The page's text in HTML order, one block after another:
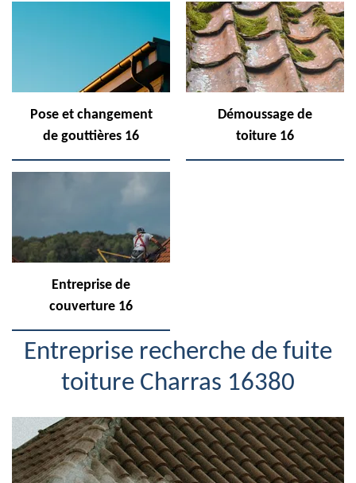
Pose et changement
de gouttières 16
Démoussage de
toiture 16
Entreprise de
couverture 16
Entreprise recherche de fuite
toiture Charras 16380